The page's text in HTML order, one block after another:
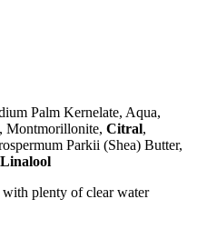
Palm Kernelate, Aqua,
, Montmorillonite, Citral,
Parkii (Shea) Butter,
Linalool
plenty of clear water